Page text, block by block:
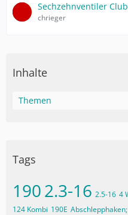
Sechzehnventiler
chrieger
Inhalte
Themen
Tags
1902.3-16 2.5-16 4
124 Kombi 190E